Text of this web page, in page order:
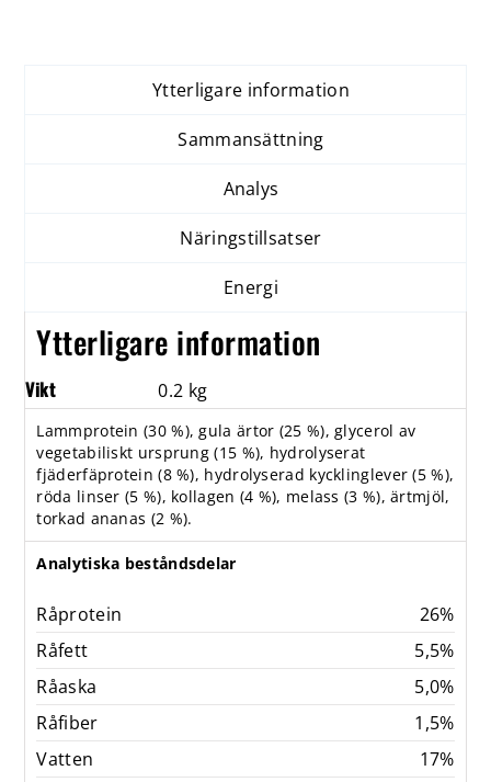
Ytterligare information
Sammansättning
Analys
Näringstillsatser
Energi
Ytterligare information
Vikt 0.2 kg
Lammprotein (30 %), gula ärtor (25 %), glycerol av
vegetabiliskt ursprung (15 %), hydrolyserat
fjäderfäprotein (8 %), hydrolyserad kycklinglever (5 %),
röda linser (5 %), kollagen (4 %), melass (3 %), ärtmjöl,
torkad ananas (2 %).
Analytiska beståndsdelar
Råprotein
26%
Råfett
5,5%
Råaska
5,0%
Råfiber
1,5%
Vatten
17%